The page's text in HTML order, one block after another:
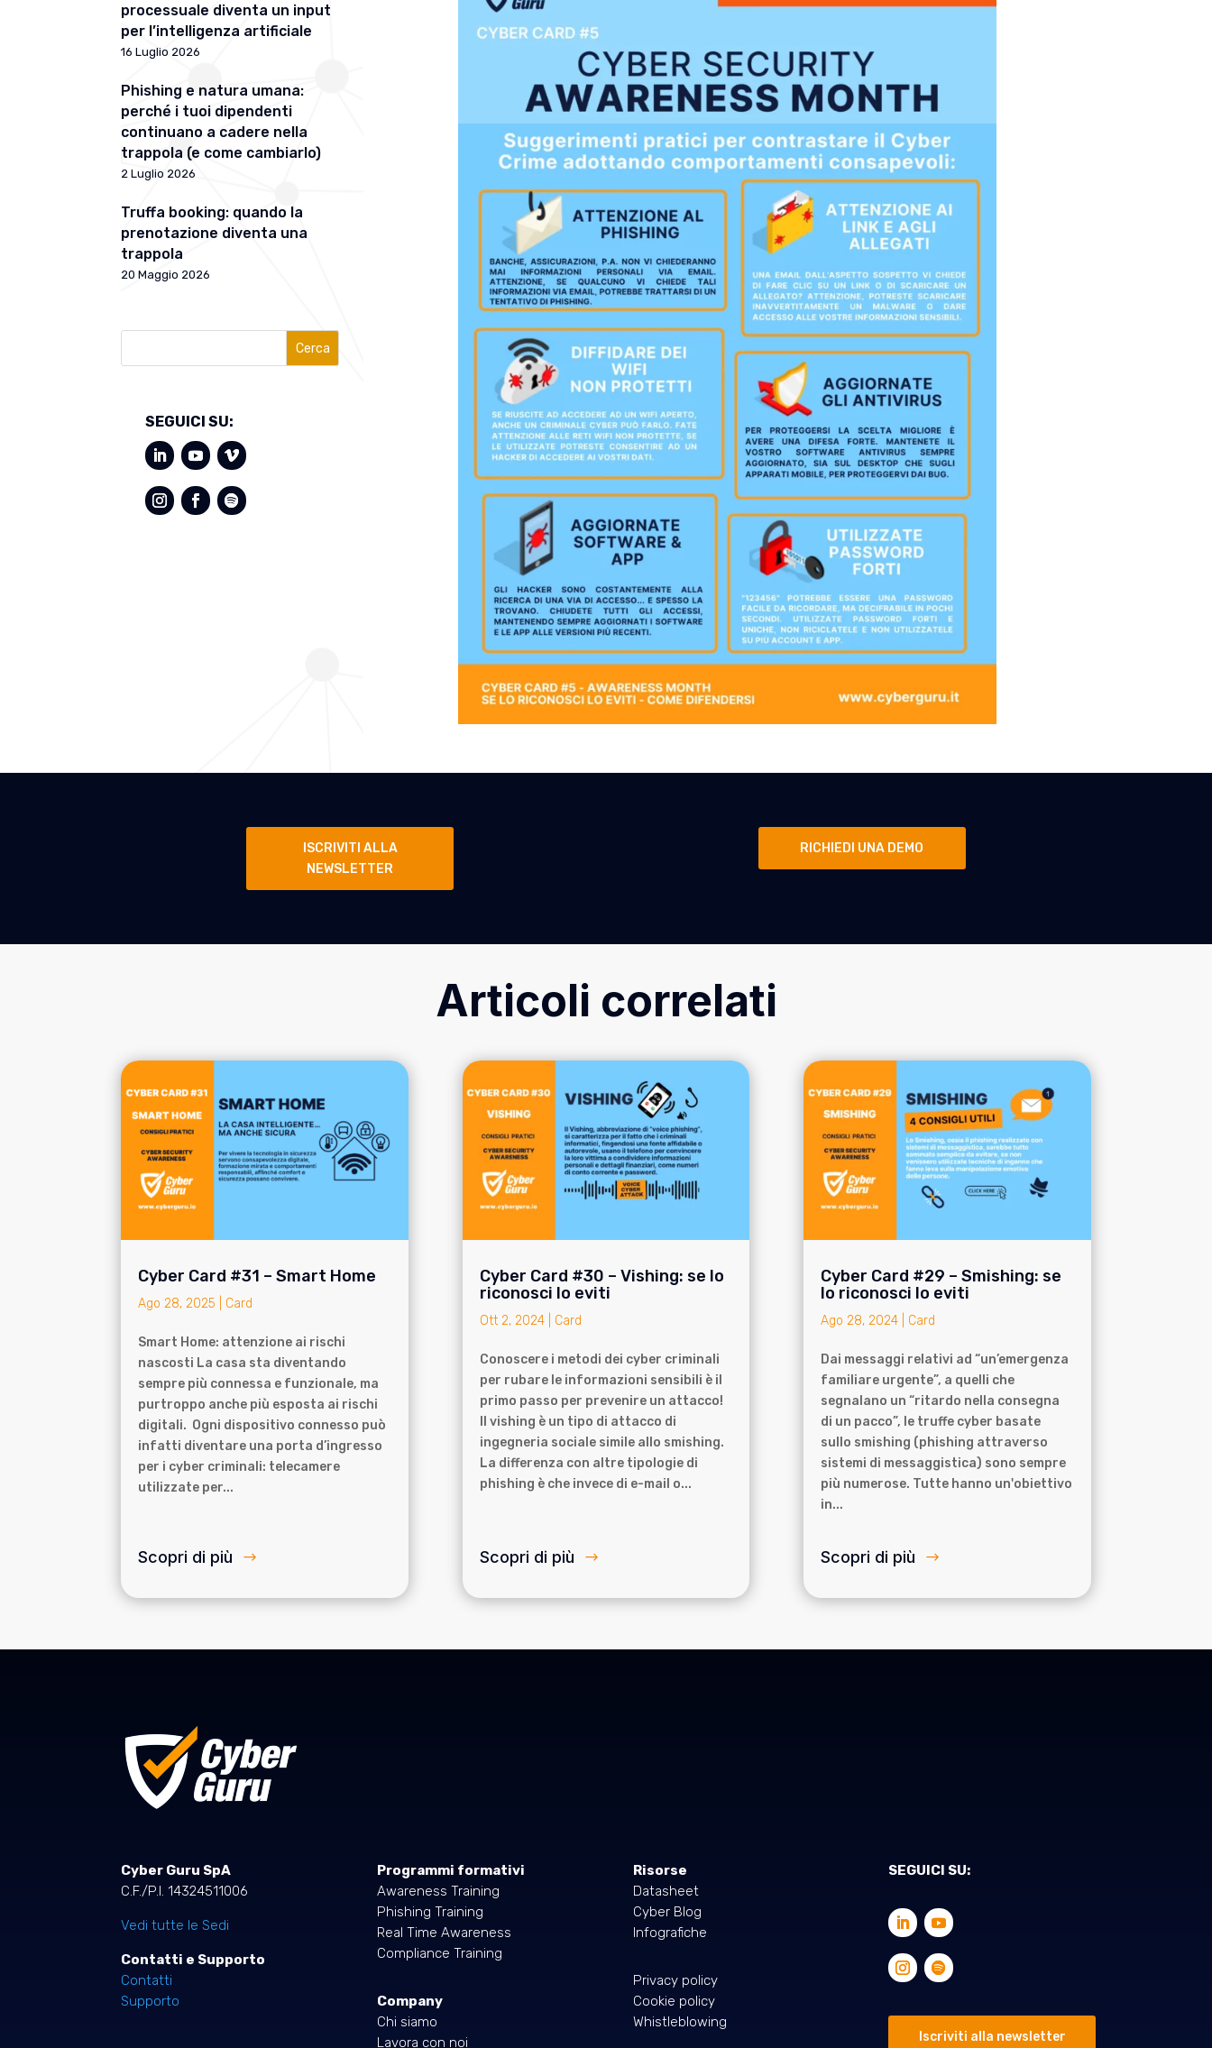
processuale diventa un input
per l’intelligenza artificiale
16 Luglio 2026
Phishing e natura umana:
perché i tuoi dipendenti
continuano a cadere nella
trappola (e come cambiarlo)
2 Luglio 2026
Truffa booking: quando la
prenotazione diventa una
trappola
20 Maggio 2026
Cerca
SEGUICI SU:
ISCRIVITI ALLA
NEWSLETTER
RICHIEDI UNA DEMO
Articoli correlati
Cyber Card #31 – Smart Home
Ago 28, 2025 Card
Smart Home: attenzione ai rischi
nascosti La casa sta diventando
sempre più connessa e funzionale, ma
purtroppo anche più esposta ai rischi
digitali. Ogni dispositivo connesso può
infatti diventare una porta d’ingresso
per i cyber criminali: telecamere
utilizzate per...
Scopri di più
Cyber Card #30 – Vishing: se lo
riconosci lo eviti
Ott 2, 2024| Card
Conoscere i metodi dei cyber criminali
per rubare le informazioni sensibili è il
primo passo per prevenire un attacco!
Il vishing è un tipo di attacco di
ingegneria sociale simile allo smishing.
La differenza con altre tipologie di
phishing è che invece di e-mail o...
Scopri di più
Cyber Card #29 – Smishing: se
lo riconosci lo eviti
Ago 28, 2024| Card
Dai messaggi relativi ad “un’emergenza
familiare urgente”, a quelli che
segnalano un “ritardo nella consegna
di un pacco”, le truffe cyber basate
sullo smishing (phishing attraverso
sistemi di messaggistica) sono sempre
più numerose. Tutte hanno un'obiettivo
in...
Scopri di più
Cyber Guru SpA
C.F./P.I. 14324511006
Vedi tutte le Sedi
Contatti e Supporto
Contatti
Supporto
Programmi formativi
Awareness Training
Phishing Training
Real Time Awareness
Compliance Training
Company
Chi siamo
Lavora con noi
Risorse
Datasheet
Cyber Blog
Infografiche
Privacy policy
Cookie policy
Whistleblowing
SEGUICI SU:
Iscriviti alla newsletter